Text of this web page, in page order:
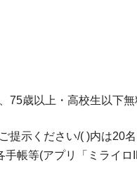
75歳以上・高校生以下無
提示ください/( )内は20
帳等(アプリ「ミライロ